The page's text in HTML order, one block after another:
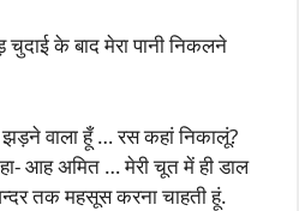
के बाद मेरा पानी निकलने
वाला हूँ … रस कहां निकालूं?
आह अमित … मेरी चूत में ही डाल
तक महसूस करना चाहती हूं.